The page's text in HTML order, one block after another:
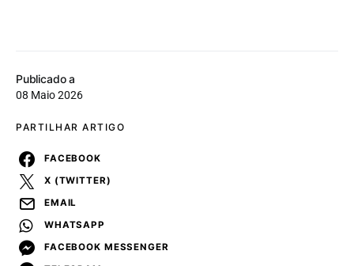
Publicado a
08 Maio 2026
PARTILHAR ARTIGO
FACEBOOK
X (TWITTER)
EMAIL
WHATSAPP
FACEBOOK MESSENGER